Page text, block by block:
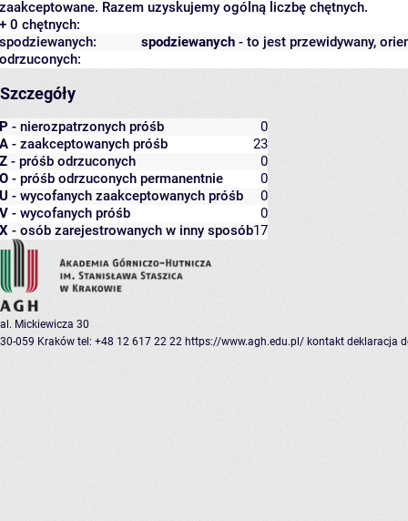
zaakceptowane. Razem uzyskujemy ogólną liczbę chętnych.
+ 0 chętnych:
spodziewanych - to jest przewidywany,
spodziewanych:
odrzuconych:
Szczegóły
P - nierozpatrzonych próśb
0
A - zaakceptowanych próśb
23
Z - próśb odrzuconych
0
O - próśb odrzuconych permanentnie
0
U - wycofanych zaakceptowanych próśb
0
V - wycofanych próśb
0
X - osób zarejestrowanych w inny sposób17
al. Mickiewicza 30
30-059 Kraków tel: +48 12 617 22 22 https://www.agh.edu.pl/ kontakt deklaracja